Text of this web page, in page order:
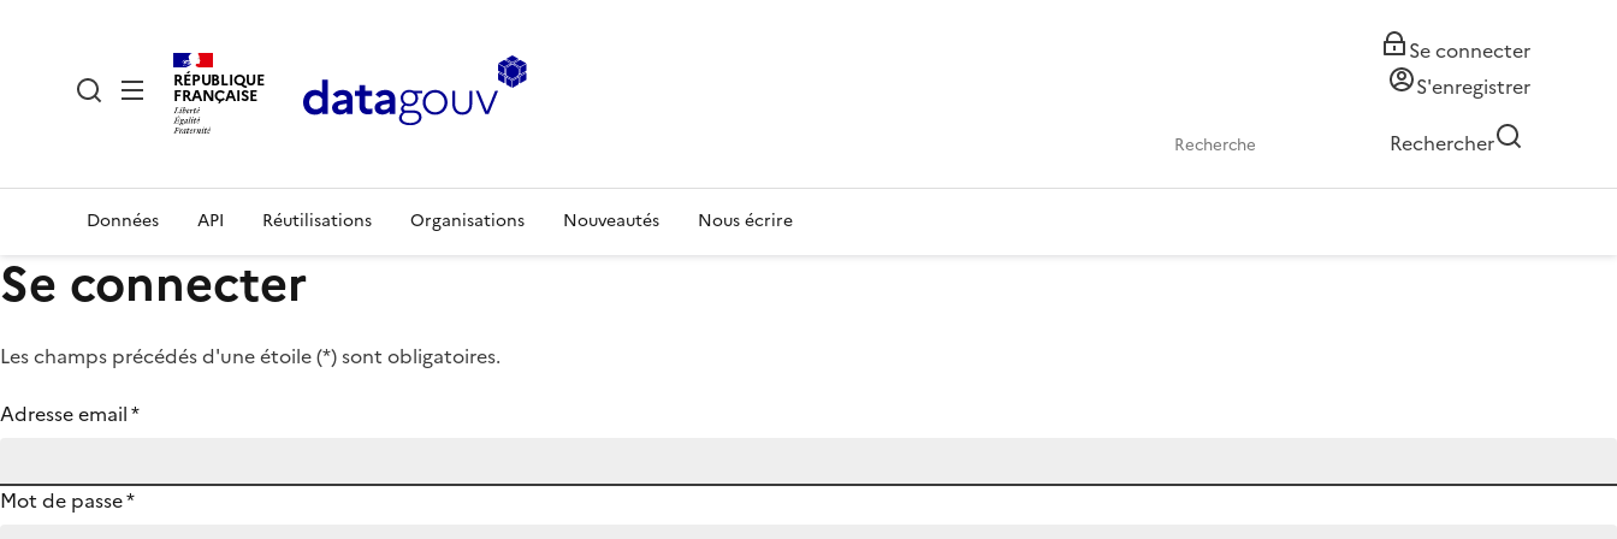
RÉPUBLIQUE
FRANÇAISE
Se connecter
S'enregistrer
Rechercher
Données API Réutilisations Organisations Nouveautés Nous écrire
Se connecter
Les champs précédés d'une étoile (*) sont obligatoires.
Adresse email*
Mot de passe*